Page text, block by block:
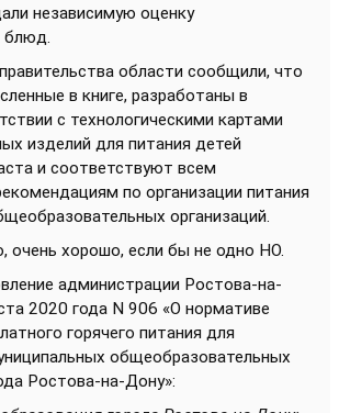
независимую оценку
блюд.
области сообщили, что
в книге, разработаны в
с технологическими картами
изделий для питания детей
и соответствуют всем
по организации питания
организаций.
очень хорошо, если бы не одно НО.
администрации Ростова-на-
2020 года N 906 «О нормативе
горячего питания для
общеобразовательных
Ростова-на-Дону»: